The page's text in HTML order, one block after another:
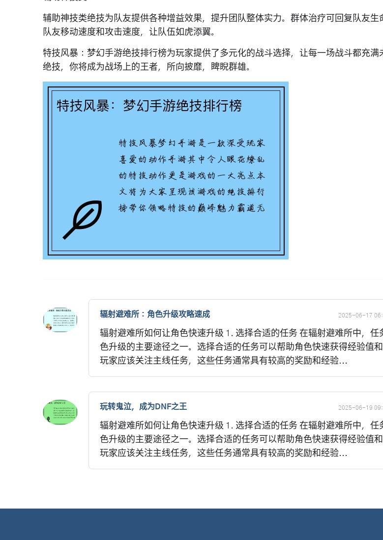
辅助神技类绝技为队友提供各种增益效果，提升团队整体实力。群体治疗可回复队友生
队友移动速度和攻击速度，让队伍如虎添翼。
特技风暴：梦幻手游绝技排行榜为玩家提供了多元化的战斗选择，让每一场战斗都充满
绝技，你将成为战场上的王者，所向披靡，睥睨群雄。
辐射避难所：角色升级攻略速成 2025-06-17
辐射避难所如何让角色快速升级 1. 选择合适的任务 在辐射避难所中，任
色升级的主要途径之一。选择合适的任务可以帮助角色快速获得经验值和
玩家应该关注主线任务，这些任务通常具有较高的奖励和经验...
玩转鬼泣，成为DNF之王 2025-06-19
辐射避难所如何让角色快速升级 1. 选择合适的任务 在辐射避难所中，任
色升级的主要途径之一。选择合适的任务可以帮助角色快速获得经验值和
玩家应该关注主线任务，这些任务通常具有较高的奖励和经验...